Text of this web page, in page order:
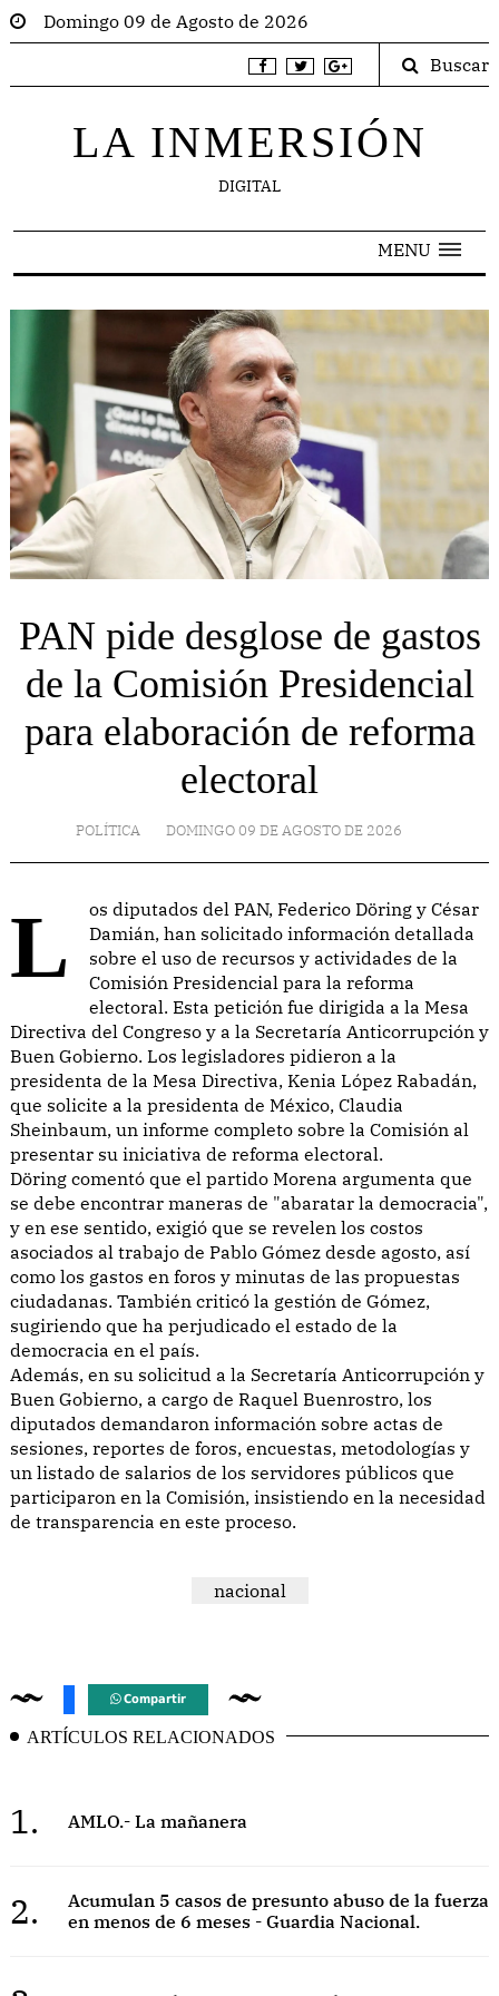
Domingo 09 de Agosto de 2026
Buscar
LA INMERSIÓN
DIGITAL
MENU
PAN pide desglose de gastos
de la Comisión Presidencial
para elaboración de reforma
electoral
POLÍTICA DOMINGO 09 DE AGOSTO DE 2026
Los diputados del PAN, Federico Döring y César
Damián, han solicitado información detallada
sobre el uso de recursos y actividades de la
Comisión Presidencial para la reforma
electoral. Esta petición fue dirigida a la Mesa
Directiva del Congreso y a la Secretaría Anticorrupción y
Buen Gobierno. Los legisladores pidieron a la
presidenta de la Mesa Directiva, Kenia López Rabadán,
que solicite a la presidenta de México, Claudia
Sheinbaum, un informe completo sobre la Comisión al
presentar su iniciativa de reforma electoral.
Döring comentó que el partido Morena argumenta que
se debe encontrar maneras de "abaratar la democracia",
y en ese sentido, exigió que se revelen los costos
asociados al trabajo de Pablo Gómez desde agosto, así
como los gastos en foros y minutas de las propuestas
ciudadanas. También criticó la gestión de Gómez,
sugiriendo que ha perjudicado el estado de la
democracia en el país.
Además, en su solicitud a la Secretaría Anticorrupción y
Buen Gobierno, a cargo de Raquel Buenrostro, los
diputados demandaron información sobre actas de
sesiones, reportes de foros, encuestas, metodologías y
un listado de salarios de los servidores públicos que
participaron en la Comisión, insistiendo en la necesidad
de transparencia en este proceso.
nacional
Compartir
ARTÍCULOS RELACIONADOS
1. AMLO.- La mañanera
2.
Acumulan 5 casos de presunto abuso de la fuerza
en menos de 6 meses - Guardia Nacional.